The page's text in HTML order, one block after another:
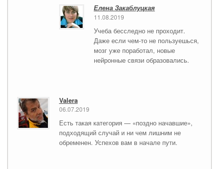
Елена Закаблуцкая
11.08.2019
Учеба бесследно не проходит.
Даже если чем-то не пользуешься,
мозг уже поработал, новые
нейронные связи образовались.
Valera
06.07.2019
Есть такая категория — «поздно начавшие»,
подходящий случай и ни чем лишним не
обременен. Успехов вам в начале пути.